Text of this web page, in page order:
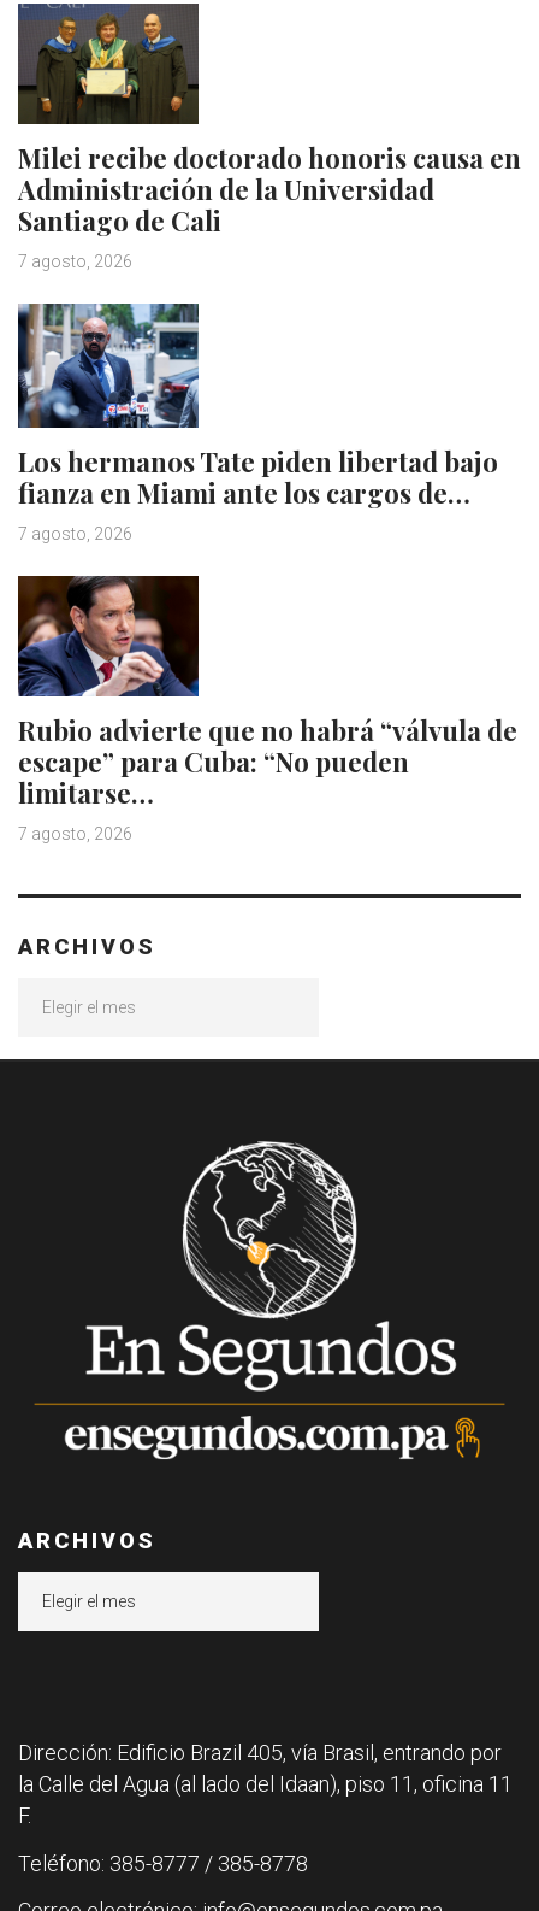
Milei recibe doctorado honoris causa en
Administración de la Universidad
Santiago de Cali
7 agosto, 2026
Los hermanos Tate piden libertad bajo
fianza en Miami ante los cargos de…
7 agosto, 2026
Rubio advierte que no habrá “válvula de
escape” para Cuba: “No pueden
limitarse…
7 agosto, 2026
ARCHIVOS
ARCHIVOS
Dirección: Edificio Brazil 405, vía Brasil, entrando por
la Calle del Agua (al lado del Idaan), piso 11, oficina 11
F.
Teléfono: 385-8777 / 385-8778